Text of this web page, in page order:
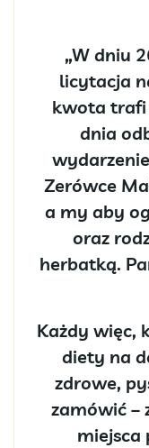
„W dniu
licytacja
kwota trafi
dnia
Zerówce
a my aby
oraz
herbatką.
Każdy więc,
diety na
zdrowe,
zamówić –
miejsca